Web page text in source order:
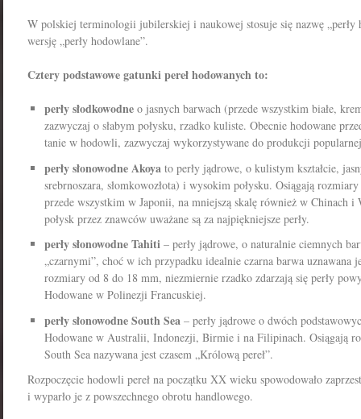
W polskiej terminologii jubilerskiej i naukowej stosuje się nazwę „perły
wersję „perły hodowlane”.
Cztery podstawowe gatunki pereł hodowanych to:
perły słodkowodne o jasnych barwach (przede wszystkim białe,
zazwyczaj o słabym połysku, rzadko kuliste. Obecnie hodowane
tanie w hodowli, zazwyczaj wykorzystywane do produkcji
perły słonowodne Akoya to perły jądrowe, o kulistym kształcie,
srebrnoszara, słomkowozłota) i wysokim połysku. Osiągają
przede wszystkim w Japonii, na mniejszą skalę również w Chinach
połysk przez znawców uważane są za najpiękniejsze perły.
perły słonowodne Tahiti – perły jądrowe, o naturalnie ciemnych
„czarnymi”, choć w ich przypadku idealnie czarna barwa uznawana
rozmiary od 8 do 18 mm, niezmiernie rzadko zdarzają się perły
Hodowane w Polinezji Francuskiej.
perły słonowodne South Sea – perły jądrowe o dwóch
Hodowane w Australii, Indonezji, Birmie i na Filipinach. Osiągają
South Sea nazywana jest czasem „Królową pereł”.
Rozpoczęcie hodowli pereł na początku XX wieku spowodowało
i wyparło je z powszechnego obrotu handlowego.